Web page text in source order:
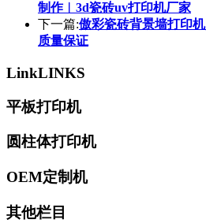
制作︱3d瓷砖uv打印机厂家
下一篇:傲彩瓷砖背景墙打印
质量保证
LinkLINKS
平板打印机
圆柱体打印机
OEM定制机
其他栏目